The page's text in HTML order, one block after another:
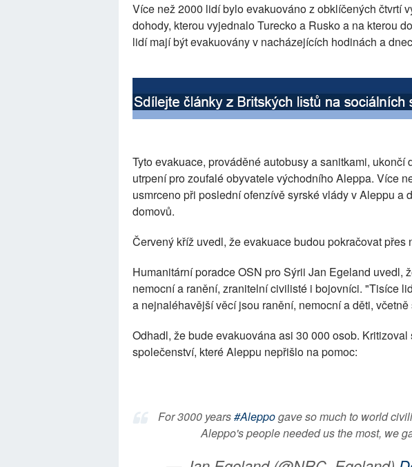
Více než 2000 lidí bylo evakuováno z obklíčených čtvrtí
dohody, kterou vyjednalo Turecko a Rusko a na kterou
lidí mají být evakuovány v nacházejících hodinách a
Tyto evakuace, prováděné autobusy a sanitkami, ukončí
utrpení pro zoufalé obyvatele východního Aleppa. Více
usmrceno při poslední ofenzívě syrské vlády v Aleppu a
domovů.
Červený kříž uvedl, že evakuace budou pokračovat přes
Humanitární poradce OSN pro Sýrii Jan Egeland uvedl,
nemocní a ranění, zranitelní civilisté i bojovníci. "Tisíce
a nejnaléhavější věcí jsou ranění, nemocní a děti, včetně
Odhadl, že bude evakuována asi 30 000 osob.
společenství, které Aleppu nepřišlo na pomoc:
For 3000 years#Aleppogave so much to world
Aleppo's people needed us the most, we